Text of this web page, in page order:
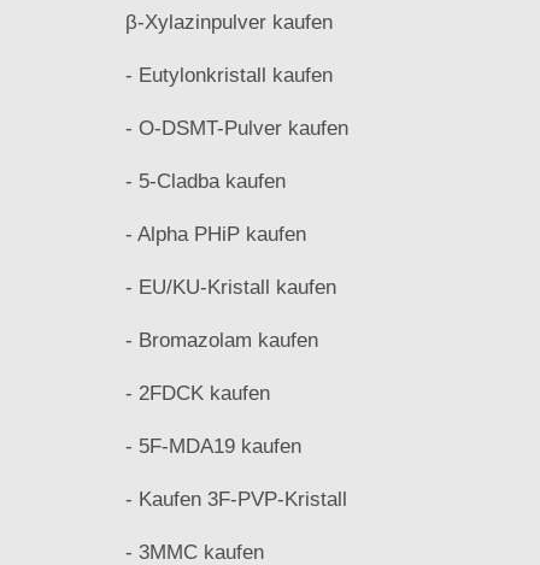
β-Xylazinpulver kaufen
- Eutylonkristall kaufen
- O-DSMT-Pulver kaufen
- 5-Cladba kaufen
- Alpha PHiP kaufen
- EU/KU-Kristall kaufen
- Bromazolam kaufen
- 2FDCK kaufen
- 5F-MDA19 kaufen
- Kaufen 3F-PVP-Kristall
- 3MMC kaufen